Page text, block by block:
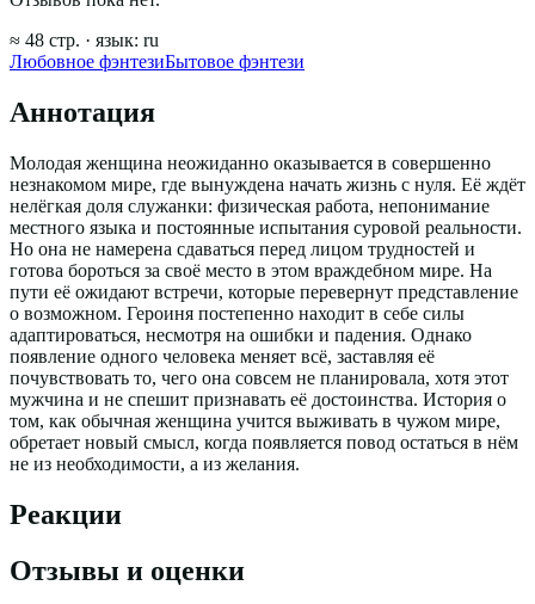
≈ 48 стр. · язык: ru
Любовное фэнтезиБытовое фэнтези
Аннотация
Молодая женщина неожиданно оказывается в совершенно
незнакомом мире, где вынуждена начать жизнь с нуля. Её ждёт
нелёгкая доля служанки: физическая работа, непонимание
местного языка и постоянные испытания суровой реальности.
Но она не намерена сдаваться перед лицом трудностей и
готова бороться за своё место в этом враждебном мире. На
пути её ожидают встречи, которые перевернут представление
о возможном. Героиня постепенно находит в себе силы
адаптироваться, несмотря на ошибки и падения. Однако
появление одного человека меняет всё, заставляя её
почувствовать то, чего она совсем не планировала, хотя этот
мужчина и не спешит признавать её достоинства. История о
том, как обычная женщина учится выживать в чужом мире,
обретает новый смысл, когда появляется повод остаться в нём
не из необходимости, а из желания.
Реакции
Отзывы и оценки